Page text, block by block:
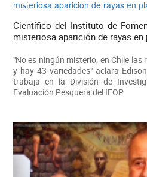
Científico del Instituto de
misteriosa aparición de rayas en
"No es ningún misterio, en Chile
y hay 43 variedades" aclara
trabaja en la División de
Evaluación Pesquera del IFOP.